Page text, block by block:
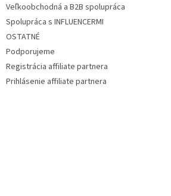
Veľkoobchodná a B2B spolupráca
Spolupráca s INFLUENCERMI
OSTATNÉ
Podporujeme
Registrácia affiliate partnera
Prihlásenie affiliate partnera